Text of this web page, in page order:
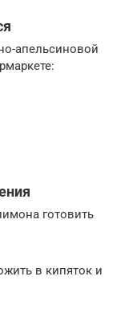
апельсиновой
готовить
в кипяток и